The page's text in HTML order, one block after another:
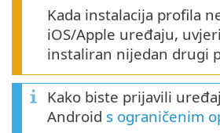
Kada instalacija profila
iOS/Apple uređaju,
instaliran nijedan drugi
Kako biste prijavili
Android s ograničenim